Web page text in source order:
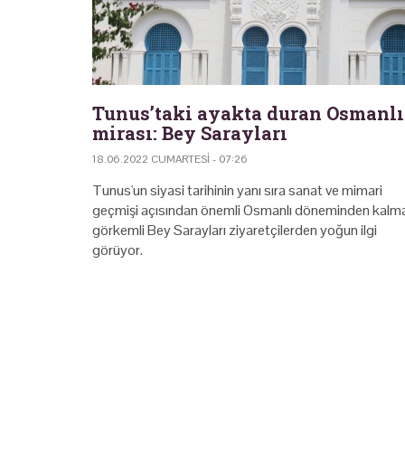
Tunus’taki ayakta duran Osmanlı
mirası: Bey Sarayları
18.06.2022 CUMARTESI - 07:26
Tunus'un siyasi tarihinin yanı sıra sanat ve mimari
geçmişi açısından önemli Osmanlı döneminden
görkemli Bey Sarayları ziyaretçilerden yoğun ilgi
görüyor.